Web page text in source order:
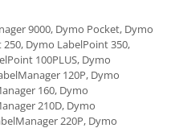
9000, Dymo Pocket, Dymo
Dymo LabelPoint 350,
100PLUS, Dymo
120P, Dymo
160, Dymo
210D, Dymo
220P, Dymo